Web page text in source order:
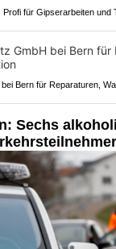
für Gipserarbeiten und
Bern für Reparaturen,
Sechs